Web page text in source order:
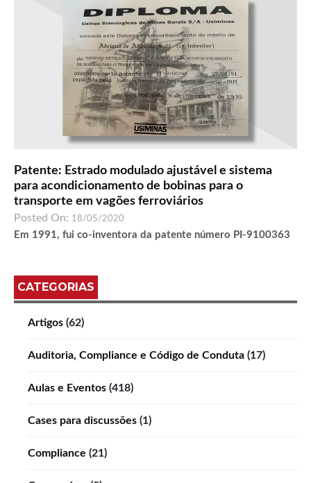
Patente: Estrado modulado ajustável e sistema
para acondicionamento de bobinas para o
transporte em vagões ferroviários
Posted On: 18/05/2020
Em 1991, fui co-inventora da patente número PI-9100363
CATEGORIAS
Artigos (62)
Auditoria, Compliance e Código de Conduta (17)
Aulas e Eventos (418)
Cases para discussões (1)
Compliance (21)